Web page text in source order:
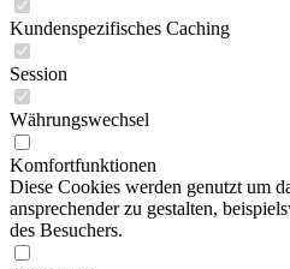
Kundenspezifisches Caching
Session
Währungswechsel
Komfortfunktionen
Diese Cookies werden genutzt um
ansprechender zu gestalten,
des Besuchers.